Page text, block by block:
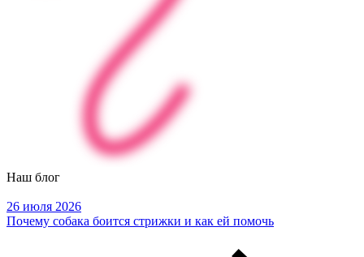
Наш блог
26 июля 2026
Почему собака боится стрижки и как ей помочь